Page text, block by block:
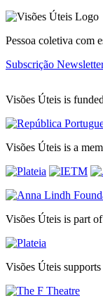
Pessoa coletiva com
Subscrição
Visões Úteis is
Visões Úteis is a
Visões Úteis is part of
Visões Úteis supports